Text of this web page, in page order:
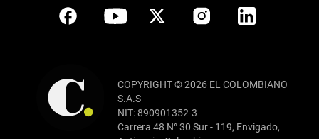
COPYRIGHT © 2026 EL COLOMBIANO
S.A.S
NIT: 890901352-3
Carrera 48 N° 30 Sur - 119, Envigado,